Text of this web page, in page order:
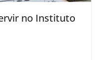
no Instituto